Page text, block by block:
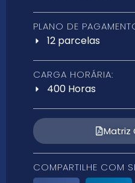
PLANO DE
12 parcelas
CARGA HORÁRIA:
400 Horas
Matriz
COMPARTILHE COM